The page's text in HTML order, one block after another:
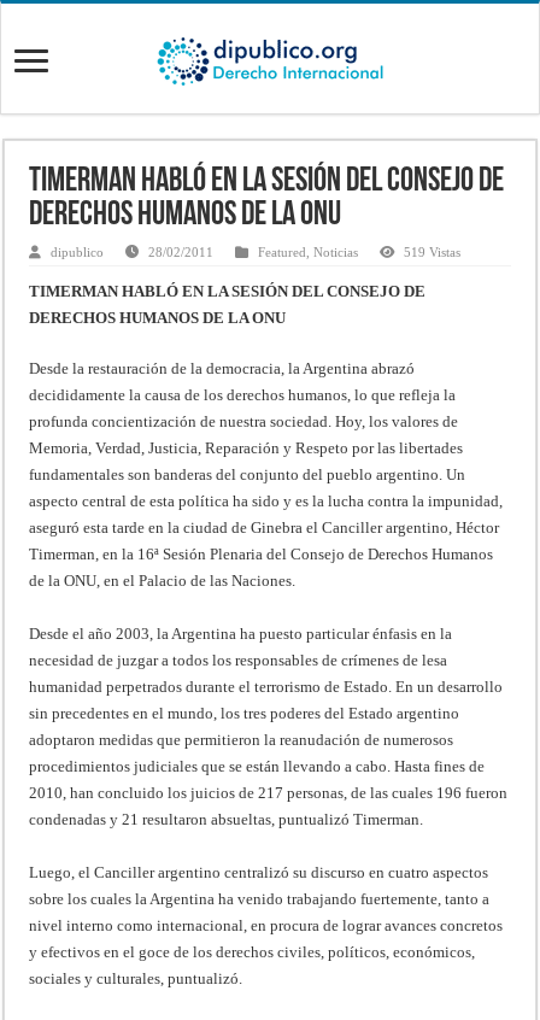
TIMERMAN HABLÓ EN LA SESIÓN DEL CONSEJO DE
DERECHOS HUMANOS DE LA ONU
dipublico 28/02/2011 Featured ,Noticias 519 Vistas
TIMERMAN HABLÓ EN LA SESIÓN DEL CONSEJO DE
DERECHOS HUMANOS DE LA ONU
Desde la restauración de la democracia, la Argentina abrazó
decididamente la causa de los derechos humanos, lo que refleja la
profunda concientización de nuestra sociedad. Hoy, los valores de
Memoria, Verdad, Justicia, Reparación y Respeto por las libertades
fundamentales son banderas del conjunto del pueblo argentino. Un
aspecto central de esta política ha sido y es la lucha contra la impunidad,
aseguró esta tarde en la ciudad de Ginebra el Canciller argentino, Héctor
Timerman, en la 16ª Sesión Plenaria del Consejo de Derechos Humanos
de la ONU, en el Palacio de las Naciones.
Desde el año 2003, la Argentina ha puesto particular énfasis en la
necesidad de juzgar a todos los responsables de crímenes de lesa
humanidad perpetrados durante el terrorismo de Estado. En un desarrollo
sin precedentes en el mundo, los tres poderes del Estado argentino
adoptaron medidas que permitieron la reanudación de numerosos
procedimientos judiciales que se están llevando a cabo. Hasta fines de
2010, han concluido los juicios de 217 personas, de las cuales 196 fueron
condenadas y 21 resultaron absueltas, puntualizó Timerman.
Luego, el Canciller argentino centralizó su discurso en cuatro aspectos
sobre los cuales la Argentina ha venido trabajando fuertemente, tanto a
nivel interno como internacional, en procura de lograr avances concretos
y efectivos en el goce de los derechos civiles, políticos, económicos,
sociales y culturales, puntualizó.